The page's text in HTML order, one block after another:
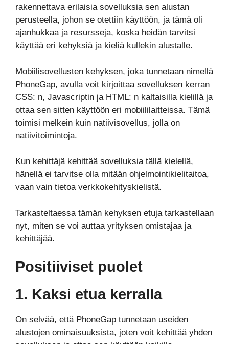
rakennettava erilaisia sovelluksia sen alustan
perusteella, johon se otettiin käyttöön, ja tämä oli
ajanhukkaa ja resursseja, koska heidän tarvitsi
käyttää eri kehyksiä ja kieliä kullekin alustalle.
Mobiilisovellusten kehyksen, joka tunnetaan nimellä
PhoneGap, avulla voit kirjoittaa sovelluksen kerran
CSS: n, Javascriptin ja HTML: n kaltaisilla kielillä ja
ottaa sen sitten käyttöön eri mobiililaitteissa. Tämä
toimisi melkein kuin natiivisovellus, jolla on
natiivitoimintoja.
Kun kehittäjä kehittää sovelluksia tällä kielellä,
hänellä ei tarvitse olla mitään ohjelmointikielitaitoa,
vaan vain tietoa verkkokehityskielistä.
Tarkasteltaessa tämän kehyksen etuja tarkastellaan
nyt, miten se voi auttaa yrityksen omistajaa ja
kehittäjää.
Positiiviset puolet
1. Kaksi etua kerralla
On selvää, että PhoneGap tunnetaan useiden
alustojen ominaisuuksista, joten voit kehittää yhden